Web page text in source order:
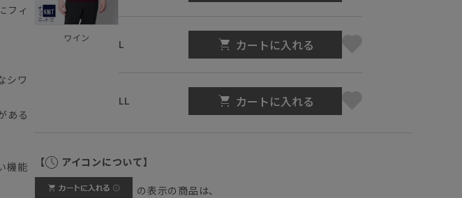
フィ
シワ
ある
機能
ワイン L カートに入れる
LL カートに入れる
【 アイコンについて】
の表示の商品は、